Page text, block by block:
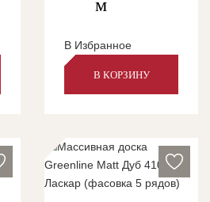
м
В Избранное
В КОРЗИНУ